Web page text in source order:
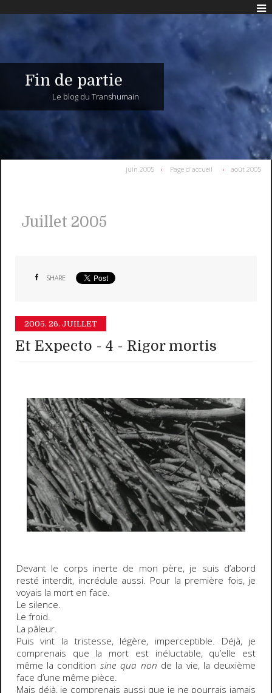
Fin de partie
Le blog du Transhumain
juin 2005 Page d'accueil août 2005
Juillet 2005
SHARE
2005. 26. JUILLET
Et Expecto - 4 - Rigor mortis
Devant le corps inerte de mon père, je suis d’abord
resté interdit, incrédule aussi. Pour la première fois, je
voyais la mort en face.
Le silence.
Le froid.
La pâleur.
Puis vint la tristesse, légère, imperceptible. Déjà, je
comprenais que la mort est inéluctable, qu’elle est
même la condition sine qua non de la vie, la deuxième
face d’une même pièce.
Mais déjà, je comprenais aussi que je ne pourrais jamais